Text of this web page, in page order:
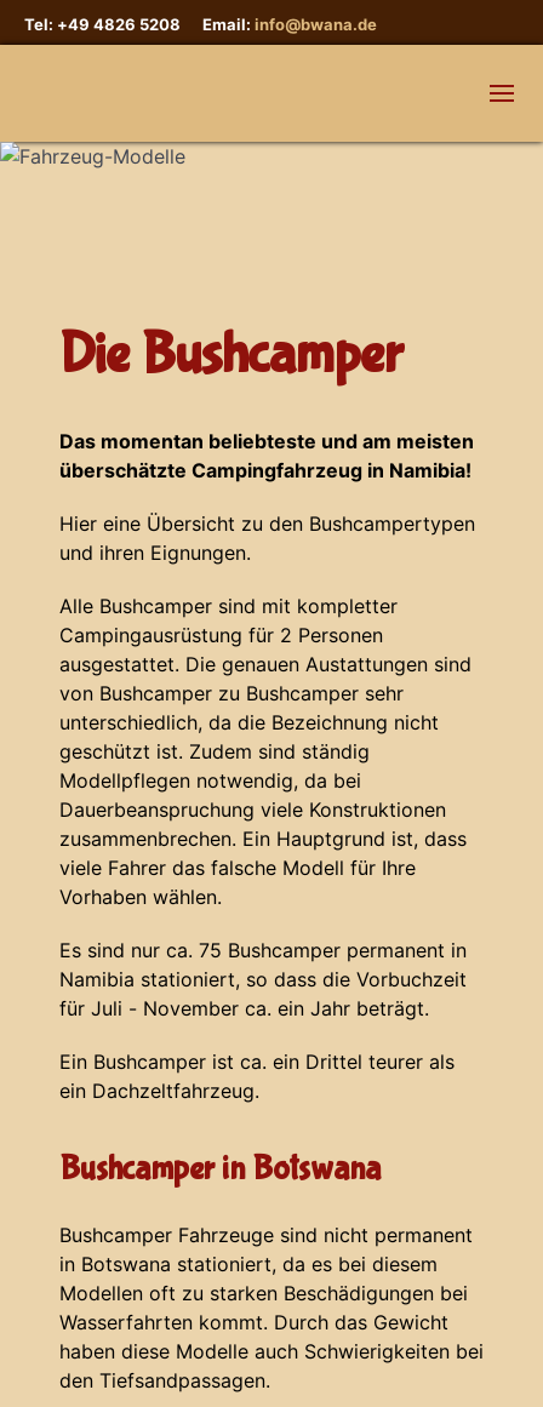
Tel: +49 4826 5208 Email: info@bwana.de
Die Bushcamper
Das momentan beliebteste und am meisten
überschätzte Campingfahrzeug in Namibia!
Hier eine Übersicht zu den Bushcampertypen
und ihren Eignungen.
Alle Bushcamper sind mit kompletter
Campingausrüstung für 2 Personen
ausgestattet. Die genauen Austattungen sind
von Bushcamper zu Bushcamper sehr
unterschiedlich, da die Bezeichnung nicht
geschützt ist. Zudem sind ständig
Modellpflegen notwendig, da bei
Dauerbeanspruchung viele Konstruktionen
zusammenbrechen. Ein Hauptgrund ist, dass
viele Fahrer das falsche Modell für Ihre
Vorhaben wählen.
Es sind nur ca. 75 Bushcamper permanent in
Namibia stationiert, so dass die Vorbuchzeit
für Juli - November ca. ein Jahr beträgt.
Ein Bushcamper ist ca. ein Drittel teurer als
ein Dachzeltfahrzeug.
Bushcamper in Botswana
Bushcamper Fahrzeuge sind nicht permanent
in Botswana stationiert, da es bei diesem
Modellen oft zu starken Beschädigungen bei
Wasserfahrten kommt. Durch das Gewicht
haben diese Modelle auch Schwierigkeiten bei
den Tiefsandpassagen.